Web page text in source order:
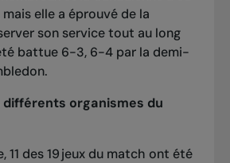
elle a éprouvé de la
son service tout au long
battue 6-3, 6-4 par la demi-
différents organismes du
11 des 19 jeux du match ont été